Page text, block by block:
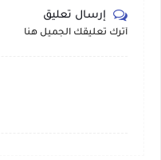
إرسال تعليق
أترك تعليقك الجميل هنا